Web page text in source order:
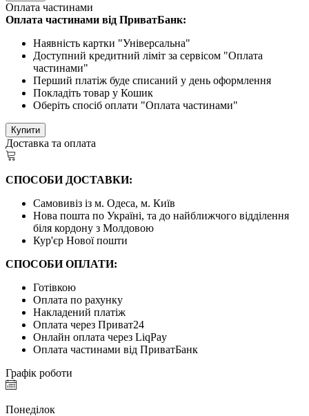
Оплата частинами
Оплата частинами від ПриватБанк:
Наявність картки "Універсальна"
Доступний кредитний ліміт за сервісом "Оплата
частинами"
Перший платіж буде списаний у день оформлення
Покладіть товар у Кошик
Оберіть спосіб оплати "Оплата частинами"
Купити
Доставка та оплата
СПОСОБИ ДОСТАВКИ:
Самовивіз із м. Одеса, м. Київ
Нова пошта по Україні, та до найближчого відділення
біля кордону з Молдовою
Кур'єр Нової пошти
СПОСОБИ ОПЛАТИ:
Готівкою
Оплата по рахунку
Накладений платіж
Оплата через Приват24
Онлайн оплата через LiqPay
Оплата частинами від ПриватБанк
Графік роботи
Понеділок